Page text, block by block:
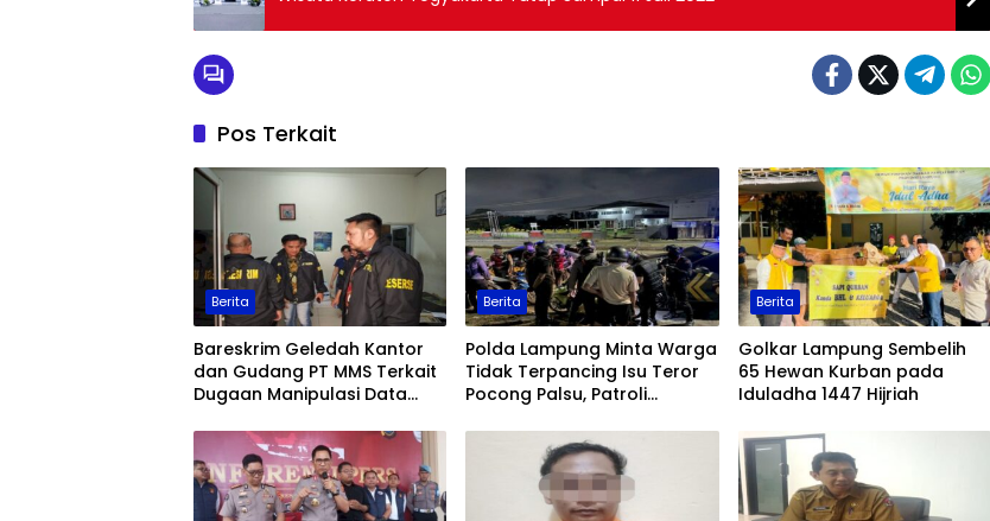
Pos Terkait
Berita
Bareskrim Geledah Kantor
dan Gudang PT MMS Terkait
Dugaan Manipulasi Data
Berita
Polda Lampung Minta Warga
Tidak Terpancing Isu Teror
Pocong Palsu, Patroli
Berita
Golkar Lampung Sembelih
65 Hewan Kurban pada
Iduladha 1447 Hijriah